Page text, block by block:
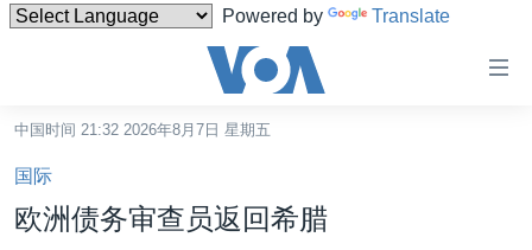
Powered by Translate
碍
链
接
跳
中国时间 21:32 2026年8月7日 星期五
国际
欧洲债务审查员返回希腊